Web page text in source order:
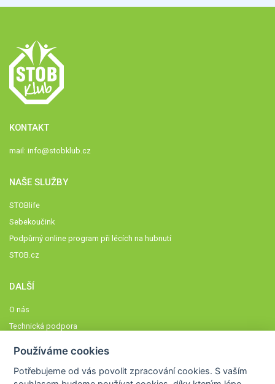
KONTAKT
mail: info@stobklub.cz
NAŠE SLUŽBY
STOBlife
Sebekoučink
Podpůrný online program při lécích na hubnutí
STOB.cz
DALŠÍ
O nás
Technická podpora
Členové STOBklubu
Používáme cookies
Potřebujeme od vás povolit zpracování cookies. S vaším